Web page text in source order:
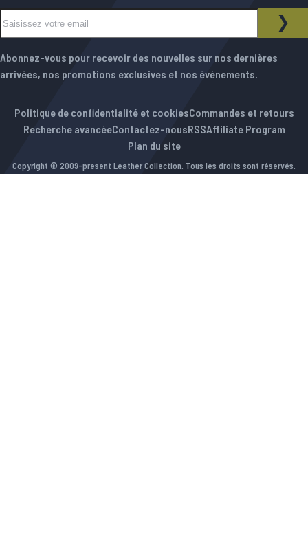
NEWSLETTER
Abonnez-vous pour recevoir des nouvelles sur nos dernières
arrivées, nos promotions exclusives et nos événements.
Politique de confidentialité et cookiesCommandes et retours
Recherche avancéeContactez-nousRSSAffiliate Program
Plan du site
Copyright © 2009-present Leather Collection. Tous les droits sont réservés.